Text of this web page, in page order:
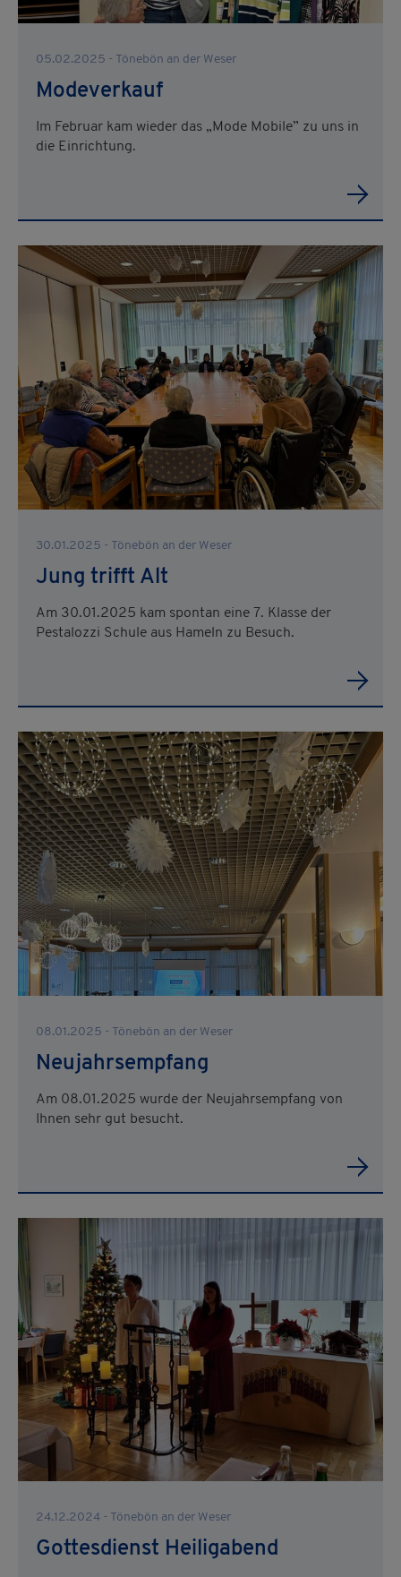
05.02.2025 - Tönebön an der Weser
Modeverkauf
Im Februar kam wieder das „Mode Mobile” zu uns in
die Einrichtung.
30.01.2025 - Tönebön an der Weser
Jung trifft Alt
Am 30.01.2025 kam spontan eine 7. Klasse der
Pestalozzi Schule aus Hameln zu Besuch.
08.01.2025 - Tönebön an der Weser
Neujahrsempfang
Am 08.01.2025 wurde der Neujahrsempfang von
Ihnen sehr gut besucht.
24.12.2024 - Tönebön an der Weser
Gottesdienst Heiligabend